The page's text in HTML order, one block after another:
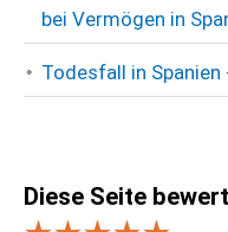
bei Vermögen in
Todesfall in
Diese Seite